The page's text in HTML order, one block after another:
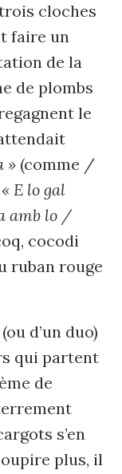
cloches
faire un
de la
de plombs
le
» (comme /
« E lo gal
amb lo /
cocodi
ruban rouge
d’un duo)
qui partent
de
s’en
plus, il